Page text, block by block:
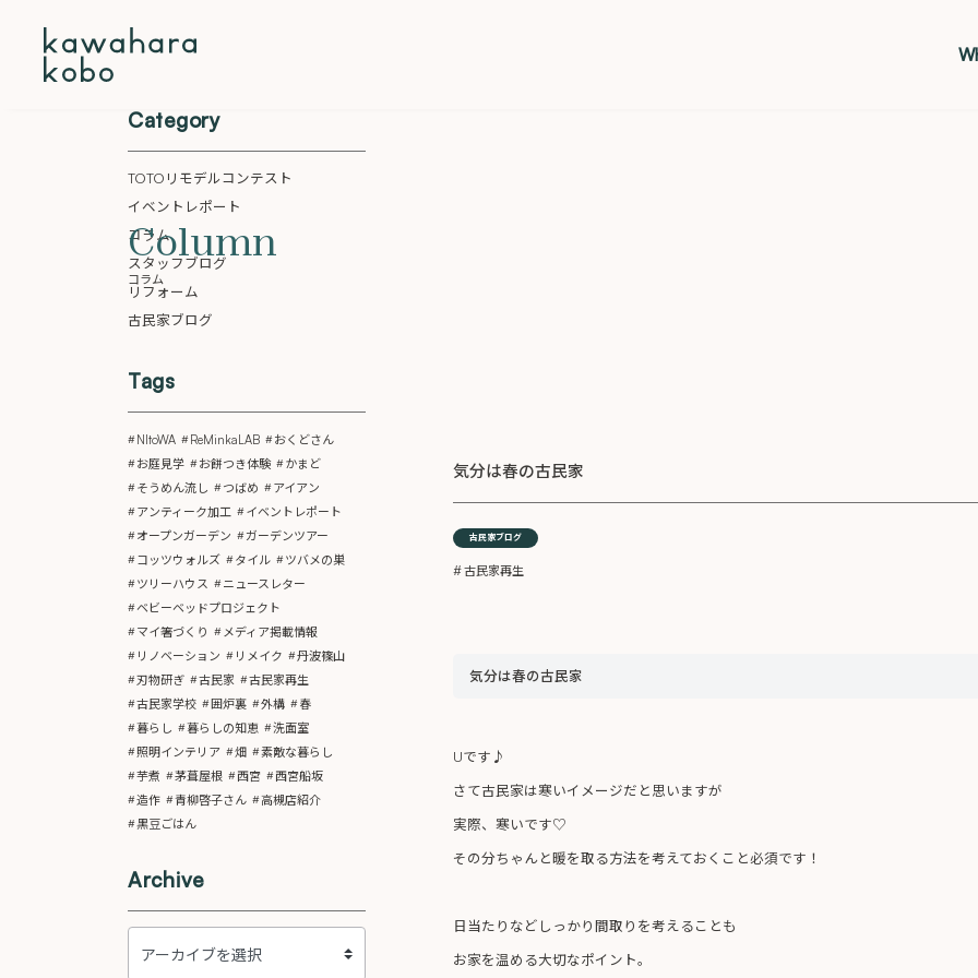
Column
コラム
気分は春の古民家
古民家ブログ
古民家再生
気分は春の古民家
Uです♪
さて古民家は寒いイメージだと思いますが
実際、寒いです♡
その分ちゃんと暖を取る方法を考えておくこと必須です！
日当たりなどしっかり間取りを考えることも
お家を温める大切なポイント。
Category
TOTOリモデルコンテスト
イベントレポート
コラム
スタッフブログ
リフォーム
古民家ブログ
Tags
NItoWA ReMinkaLAB
おくどさん
お庭見学
お餅つき体験
かまど
そうめん流し
つばめ
アイアン
アンティーク加工
イベントレポート
オープンガーデン
ガーデンツアー
コッツウォルズ
タイル
ツバメの巣
ツリーハウス
ニュースレター
ベビーベッドプロジェクト
マイ箸づくり
メディア掲載情報
リノベーション
リメイク
丹波篠山
刃物研ぎ
古民家
古民家再生
古民家学校
囲炉裏 外構
春
暮らし
暮らしの知恵
洗面室
照明インテリア
畑
素敵な暮らし
芋煮
茅葺屋根 西宮
西宮船坂
造作
青柳啓子さん
高槻店紹介
黒豆ごはん
Archive